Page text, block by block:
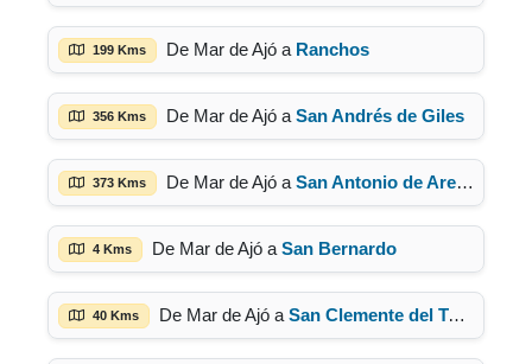
199 Kms De Mar de Ajó a Ranchos
356 Kms De Mar de Ajó a San Andrés de Giles
373 Kms De Mar de Ajó a San Antonio de Areco
4 Kms De Mar de Ajó a San Bernardo
40 Kms De Mar de Ajó a San Clemente del Tuyú